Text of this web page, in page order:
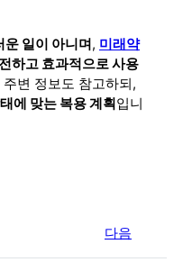
일이 아니며, 미래약
하고 효과적으로 사용
변 정보도 참고하되,
에 맞는 복용 계획입니
다음